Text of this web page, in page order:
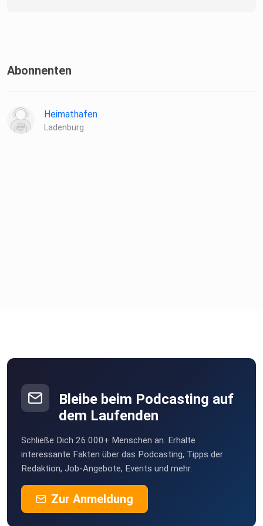
Abonnenten
Heimathafen
Ladenburg
Bleibe beim Podcasting auf
dem Laufenden
Schließe Dich 26.000+ Menschen an. Erhalte
interessante Fakten über das Podcasting, Tipps der
Redaktion, Job-Angebote, Events und mehr.
Zur Anmeldung